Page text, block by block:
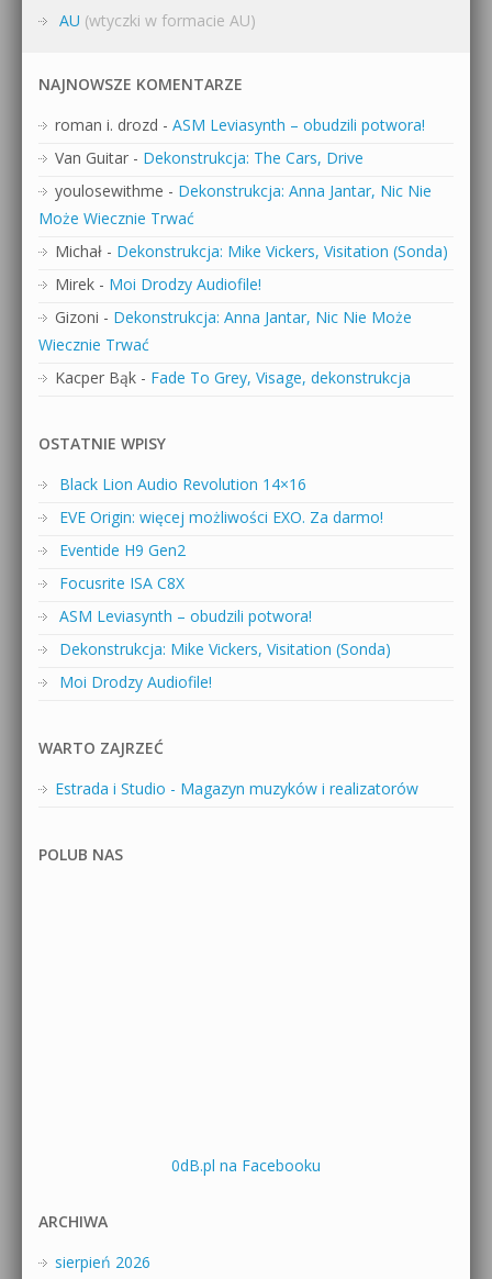
AU (wtyczki w formacie AU)
NAJNOWSZE KOMENTARZE
roman i. drozd - ASM Leviasynth – obudzili potwora!
Van Guitar - Dekonstrukcja: The Cars, Drive
youlosewithme - Dekonstrukcja: Anna Jantar, Nic Nie
Może Wiecznie Trwać
Michał - Dekonstrukcja: Mike Vickers, Visitation (Sonda)
Mirek - Moi Drodzy Audiofile!
Gizoni - Dekonstrukcja: Anna Jantar, Nic Nie Może
Wiecznie Trwać
Kacper Bąk - Fade To Grey, Visage, dekonstrukcja
OSTATNIE WPISY
Black Lion Audio Revolution 14×16
EVE Origin: więcej możliwości EXO. Za darmo!
Eventide H9 Gen2
Focusrite ISA C8X
ASM Leviasynth – obudzili potwora!
Dekonstrukcja: Mike Vickers, Visitation (Sonda)
Moi Drodzy Audiofile!
WARTO ZAJRZEĆ
Estrada i Studio - Magazyn muzyków i realizatorów
POLUB NAS
0dB.pl na Facebooku
ARCHIWA
sierpień 2026